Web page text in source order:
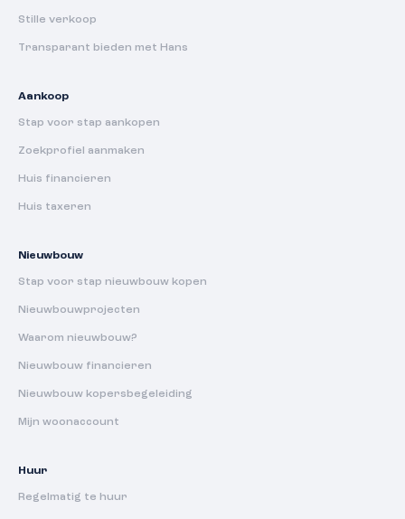
Stille verkoop
Transparant bieden met Hans
Aankoop
Stap voor stap aankopen
Zoekprofiel aanmaken
Huis financieren
Huis taxeren
Nieuwbouw
Stap voor stap nieuwbouw kopen
Nieuwbouwprojecten
Waarom nieuwbouw?
Nieuwbouw financieren
Nieuwbouw kopersbegeleiding
Mijn woonaccount
Huur
Regelmatig te huur